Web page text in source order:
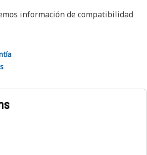
información de compatibilidad